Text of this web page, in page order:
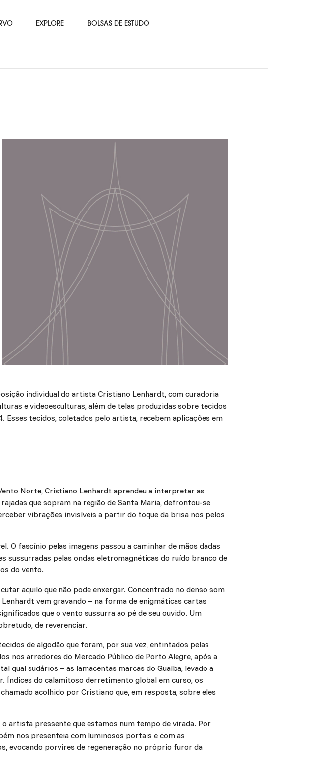
EXPLORE BOLSAS DE ESTUDO
individual do artista Cristiano Lenhardt, com curadoria
e videoesculturas, além de telas produzidas sobre tecidos
Esses tecidos, coletados pelo artista, recebem aplicações em
Norte, Cristiano Lenhardt aprendeu a interpretar as
que sopram na região de Santa Maria, defrontou-se
vibrações invisíveis a partir do toque da brisa nos pelos
O fascínio pelas imagens passou a caminhar de mãos dadas
sussurradas pelas ondas eletromagnéticas do ruído branco de
do vento.
aquilo que não pode enxergar. Concentrado no denso som
vem gravando – na forma de enigmáticas cartas
que o vento sussurra ao pé de seu ouvido. Um
de reverenciar.
de algodão que foram, por sua vez, entintados pelas
nos arredores do Mercado Público de Porto Alegre, após a
qual sudários – as lamacentas marcas do Guaíba, levado a
Índices do calamitoso derretimento global em curso, os
acolhido por Cristiano que, em resposta, sobre eles
artista pressente que estamos num tempo de virada. Por
nos presenteia com luminosos portais e com as
evocando porvires de regeneração no próprio furor da